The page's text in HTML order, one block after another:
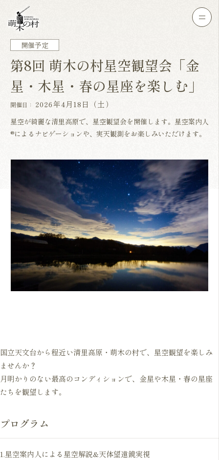
開催予定
第8回 萌木の村星空観望会「金
星・木星・春の星座を楽しむ」
開催日： 2026年4月18日（土）
星空が綺麗な清里高原で、星空観望会を開催します。星空案内人
®によるナビゲーションや、実天観測をお楽しみいただけます。
国立天文台から程近い清里高原・萌木の村で、星空観望を楽しみ
ませんか？
月明かりのない最高のコンディションで、金星や木星・春の星座
たちを観望します。
プログラム
1.星空案内人による星空解説&天体望遠鏡実視